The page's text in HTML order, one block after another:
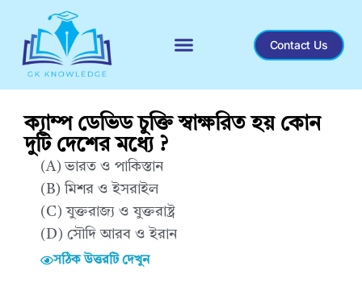
Contact Us
ক্যাম্প ডেভিড চুক্তি স্বাক্ষরিত হয় কোন
দুটি দেশের মধ্যে ?
(A) ভারত ও পাকিস্তান
(B) মিশর ও ইসরাইল
(C) যুক্তরাজ্য ও যুক্তরাষ্ট্র
(D) সৌদি আরব ও ইরান
Correct Answer : B
সঠিক উত্তরটি দেখুন